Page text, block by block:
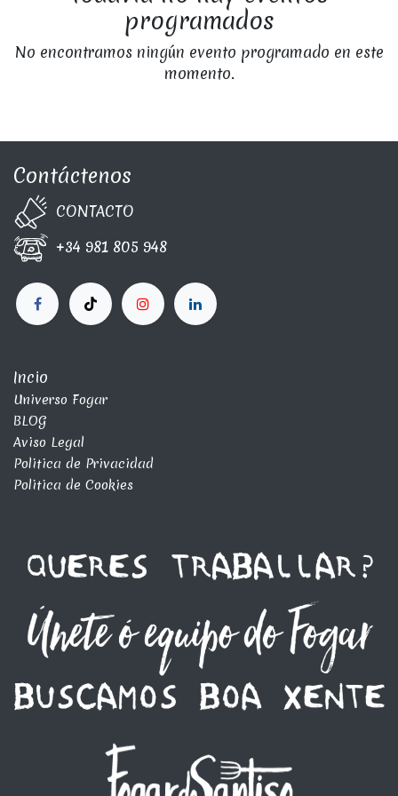
programados
No encontramos ningún evento programado en este
momento.
Contáctenos
CONTA​C​TO
+34 981 805 948
Incio
Universo Fogar
BLOG
Aviso Legal
Politica de Privacidad
Politica de Cookies